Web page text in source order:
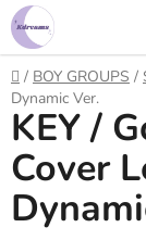
Prejsť
na
obsah
Domov
/ BOY GROUPS /
Dynamic Ver.
KEY /
Cover